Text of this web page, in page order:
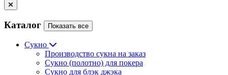
Каталог Показать все
Сукно
Производство сукна на заказ
Сукно (полотно) для покера
Сукно для блэк джэка